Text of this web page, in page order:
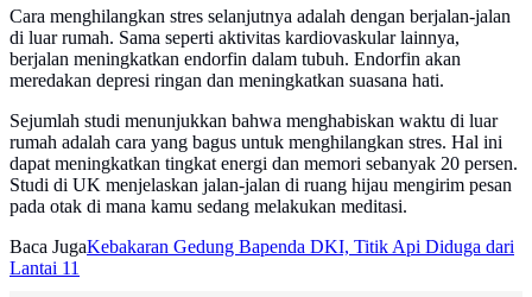
Cara menghilangkan stres selanjutnya adalah dengan berjalan-jalan
di luar rumah. Sama seperti aktivitas kardiovaskular lainnya,
berjalan meningkatkan endorfin dalam tubuh. Endorfin akan
meredakan depresi ringan dan meningkatkan suasana hati.
Sejumlah studi menunjukkan bahwa menghabiskan waktu di luar
rumah adalah cara yang bagus untuk menghilangkan stres. Hal ini
dapat meningkatkan tingkat energi dan memori sebanyak 20 persen.
Studi di UK menjelaskan jalan-jalan di ruang hijau mengirim pesan
pada otak di mana kamu sedang melakukan meditasi.
Baca JugaKebakaran Gedung Bapenda DKI, Titik Api Diduga dari
Lantai 11